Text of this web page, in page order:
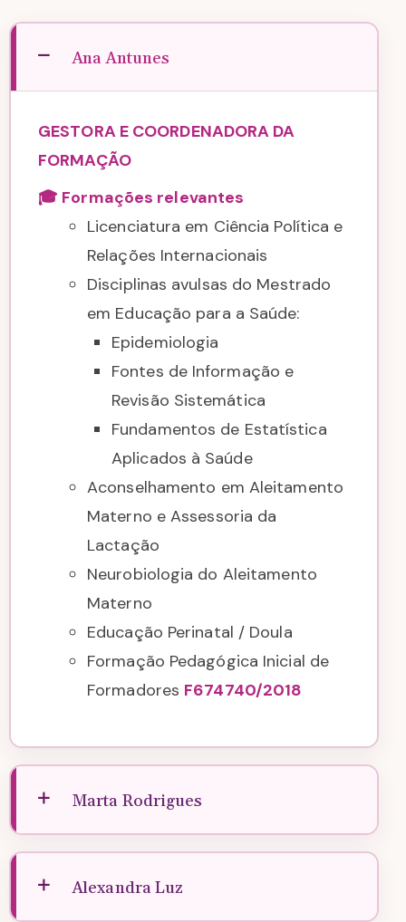
Ana Antunes
GESTORA E COORDENADORA DA
FORMAÇÃO
🎓 Formações relevantes
Licenciatura em Ciência Política e
Relações Internacionais
Disciplinas avulsas do Mestrado
em Educação para a Saúde:
Epidemiologia
Fontes de Informação e
Revisão Sistemática
Fundamentos de Estatística
Aplicados à Saúde
Aconselhamento em Aleitamento
Materno e Assessoria da
Lactação
Neurobiologia do Aleitamento
Materno
Educação Perinatal / Doula
Formação Pedagógica Inicial de
Formadores F674740/2018
Marta Rodrigues
Alexandra Luz